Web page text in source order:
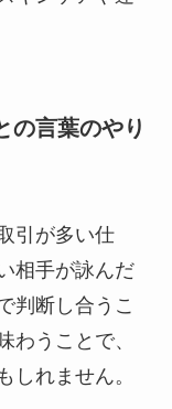
の言葉のやり
引が多い仕
相手が詠んだ
判断し合うこ
わうことで、
しれません。